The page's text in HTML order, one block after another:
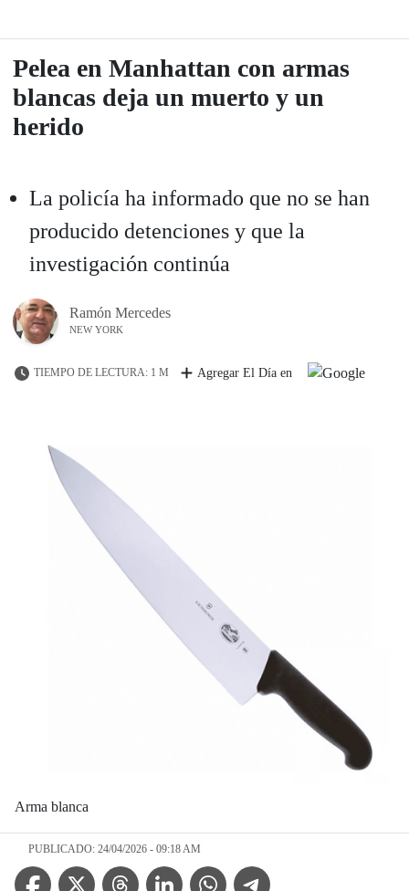
Pelea en Manhattan con armas
blancas deja un muerto y un
herido
La policía ha informado que no se han
producido detenciones y que la
investigación continúa
Ramón Mercedes
NEW YORK
TIEMPO DE LECTURA: 1 M Agregar El Día en
Arma blanca
PUBLICADO: 24/04/2026 - 09:18 AM
Facebook IconTwitter IconThreads IconLinkedin IconWhatsApp IconTelegram Icon